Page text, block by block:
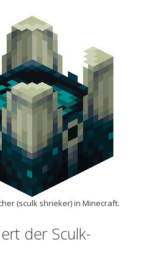
(sculk shrieker) in Minecraft.
der Sculk-